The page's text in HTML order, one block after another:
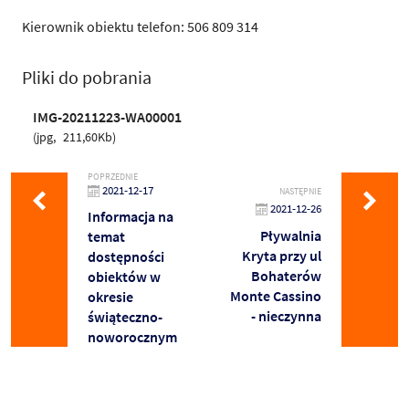
Kierownik obiektu telefon: 506 809 314
Pliki do pobrania
IMG-20211223-WA00001
jpg 211,60Kb
POPRZEDNIE
2021-12-17
Informacja na
temat
dostępności
obiektów w
okresie
świąteczno-
noworocznym
NASTĘPNIE
2021-12-26
Pływalnia
Kryta przy ul
Bohaterów
Monte Cassino
- nieczynna